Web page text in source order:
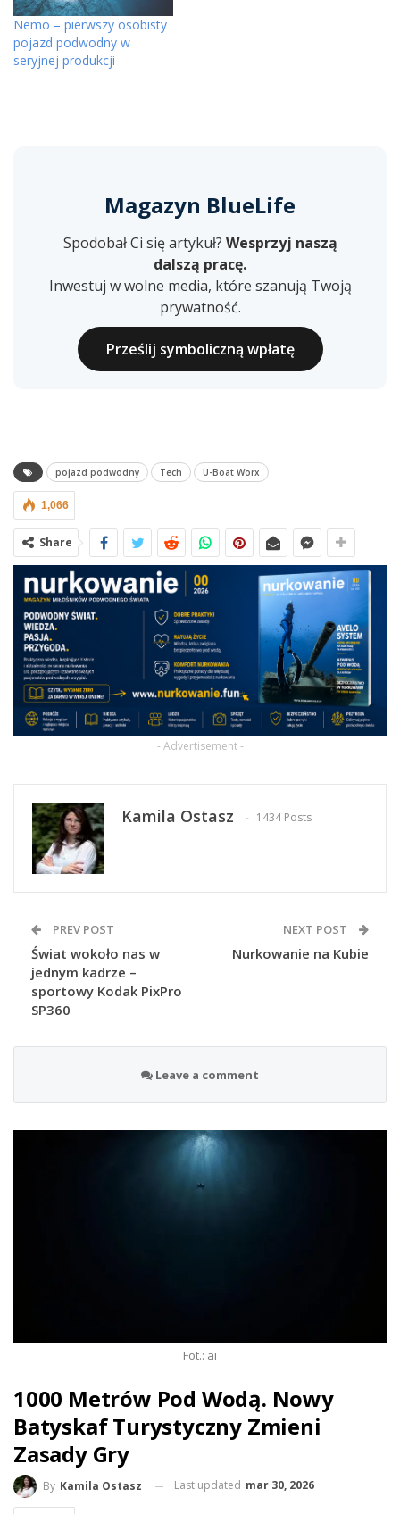
Nemo – pierwszy osobisty
pojazd podwodny w
seryjnej produkcji
Magazyn BlueLife
Spodobał Ci się artykuł? Wesprzyj naszą
dalszą pracę.
Inwestuj w wolne media, które szanują Twoją
prywatność.
Prześlij symboliczną wpłatę
pojazd podwodny Tech U-Boat Worx
1,066
Share
- Advertisement -
Kamila Ostasz 1434 Posts
PREV POST
Świat wokoło nas w
jednym kadrze –
sportowy Kodak PixPro
SP360
NEXT POST
Nurkowanie na Kubie
Leave a comment
Fot.: ai
1000 Metrów Pod Wodą. Nowy
Batyskaf Turystyczny Zmieni
Zasady Gry
By Kamila Ostasz Last updated mar 30, 2026